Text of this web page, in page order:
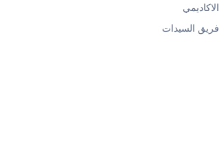
الاكاديمي
فريق السيدات